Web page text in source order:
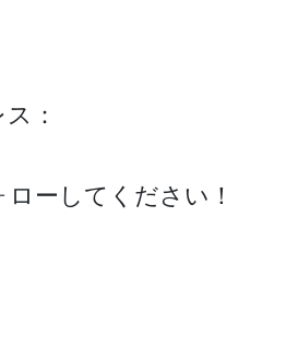
：
ーしてください！